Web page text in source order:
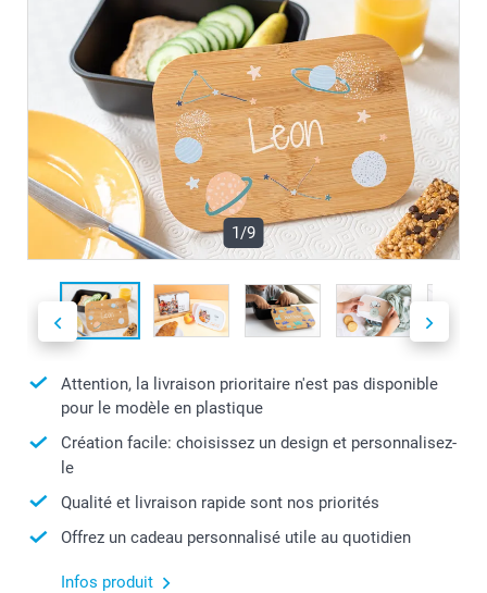
1/9
Attention, la livraison prioritaire n'est pas disponible
pour le modèle en plastique
Création facile: choisissez un design et personnalisez-
le
Qualité et livraison rapide sont nos priorités
Offrez un cadeau personnalisé utile au quotidien
Infos produit